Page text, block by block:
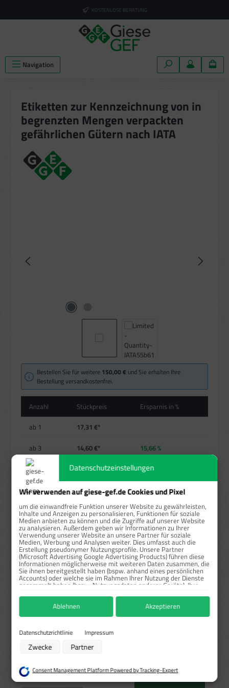
KOSTENLOSE BERATUNG
Navigation
Etiketten zur Kennzeichnung von in
begrenzten Mengen verpackten
gefährlichen Gütern nach IATA
Bestellen Sie für weitere 150,00 € und Sie erhalten Ihre
Bestellung versandkostenfrei.
Anzahl Stückpreis
Ersparnis in %
ab 1 17,31 €*
ab 3 14,60 €* 15,66 %
ab5 13,96 €* 19,35 %
ab10 12,44 €* 28,13 %
ab25 10,71 €* 38,13 %
ab50 10,06 €* 41,88 %
Preise exkl. MwSt. zzgl. Versandkosten
Sofort verfügbar, Lieferzeit: 1-3 Tage
10x10 cm (Diese Option ist zurzeit nicht verfügbar.)
Haftfolie gem. BS-5609/Rollen
PVC-Haftfolie/Einzeln
Produkt Anzahl: Gib den gewünschten Wert ein oder benutze die Schaltflächen um die Anzahl zu
Datenschutzeinstellungen
Wir verwenden auf giese-gef.de Cookies und Pixel
um die einwandfreie Funktion unserer Website zu gewährleisten,
Inhalte und Anzeigen zu personalisieren, Funktionen für soziale
Medien anbieten zu können und die Zugriffe auf unserer Website
zu analysieren. Außerdem geben wir Informationen zu Ihrer
Verwendung unserer Website an unsere Partner für soziale
Medien, Werbung und Analysen weiter. Dies umfasst auch die
Erstellung pseudonymer Nutzungsprofile. Unsere Partner
(Microsoft Advertising Google Advertising Products) führen diese
Informationen möglicherweise mit weiteren Daten zusammen, die
Sie ihnen bereitgestellt haben (bspw. anhand eines persönlichen
Accounts) oder welche sie im Rahmen Ihrer Nutzung der Dienste
gesammelt haben (bspw. Nutzungsdaten anderer Geräte). Ihre
jederzeit widerrufen, indem Sie auf den Datenschutz-Button links
unten klicken und dort die entsprechenden Anpassungen
vornehmen.
Zwecke der Datenverarbeitung durch unsere Partner:
Verwendung reduzierter Daten zur Auswahl von Werbeanzeigen
Verwendung von Profilen zur Auswahl personalisierter Werbung
Erstellung von Profilen zur Personalisierung von Inhalten
Verwendung von Profilen zur Auswahl personalisierter Inhalte
Datenschutzrichtlinie Impressum
Zwecke Partner
Ablehnen Akzeptieren
Consent Management Platform Powered by Tracking-Expert